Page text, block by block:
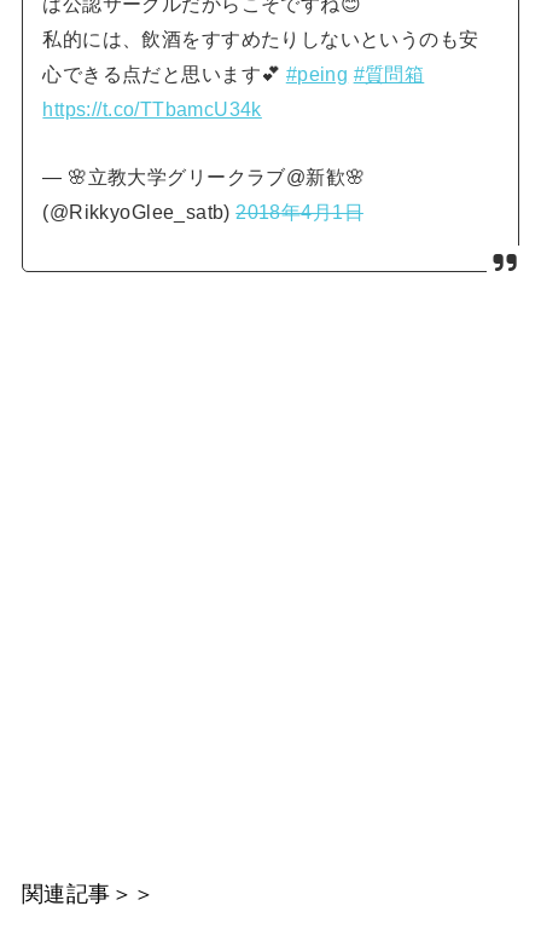
私的には、飲酒をすすめたりしないというのも安
心できる点だと思います💕 #peing #質問箱
https://t.co/TTbamcU34k
— 🌸立教大学グリークラブ@新歓🌸
(@RikkyoGlee_satb)2018年4月1日
関連記事＞＞